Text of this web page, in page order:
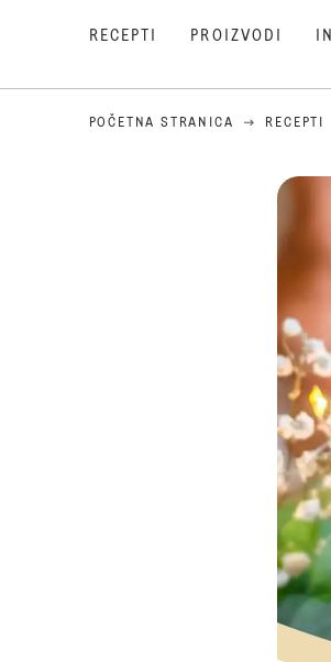
RECEPTI PROIZVODI
POČETNA STRANICA RECEPTI